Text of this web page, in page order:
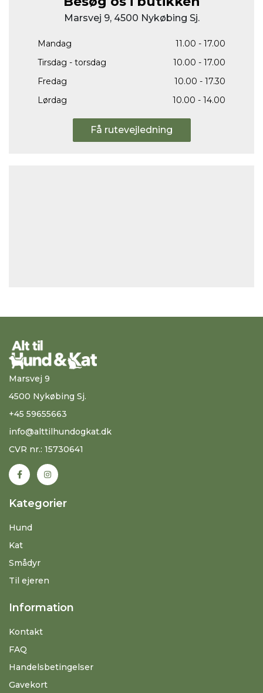
Marsvej 9, 4500 Nykøbing Sj.
Mandag
11.00 - 17.00
Tirsdag - torsdag
10.00 - 17.00
Fredag
10.00 - 17.30
Lørdag
10.00 - 14.00
Få rutevejledning
Marsvej 9
4500 Nykøbing Sj.
+45 59655663
info@alttilhundogkat.dk
CVR nr.: 15730641
Kategorier
Hund
Kat
Smådyr
Til ejeren
Information
Kontakt
FAQ
Handelsbetingelser
Gavekort